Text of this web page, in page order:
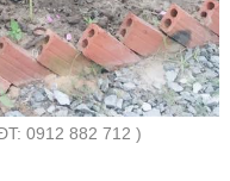
0912 882 712 )